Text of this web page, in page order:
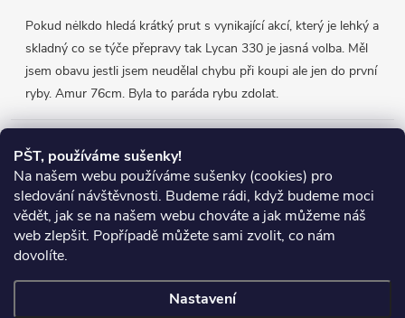
PŠT, používáme sušenky!
Na našem webu používáme sušenky (cookies) pro
sledování návštěvnosti. Budeme rádi, když budeme moci
vědět, jak se na našem webu chováte a jak můžeme náš
web zlepšit. Popřípadě můžete sami zvolit, co nám
dovolíte.
Nastavení
Pokud nėlkdo hledá krátký prut s vynikající akcí, který je lehký a
skladný co se týče přepravy tak Lycan 330 je jasná volba. Měl
jsem obavu jestli jsem neudělal chybu při koupi ale jen do první
ryby. Amur 76cm. Byla to paráda rybu zdolat.
Přijímáme online platby
Heureka.cz Obchodní podmínky
Reklamace